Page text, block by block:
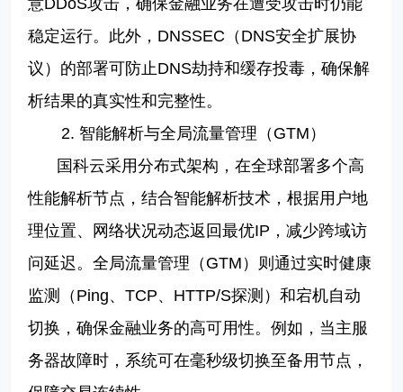
意DDoS攻击 ，确保金融业务在遭受攻击时仍能
稳定运行。此外， DNSSEC （ DNS安全扩展协
议）的部署可防止DNS劫持和缓存投毒，确保解
析结果的真实性和完整性。
2. 智能解析与全局流量管理（ GTM ）
国科云采用分布式架构，在全球部署多个高
性能解析节点，结合智能解析技术，根据用户地
理位置、网络状况动态返回最优IP ，减少跨域访
问延迟。全局流量管理（ GTM ）则通过实时健康
监测（ Ping、TCP、 HTTP/S探测）和宕机自动
切换，确保金融业务的高可用性。例如，当主服
务器故障时，系统可在毫秒级切换至备用节点，